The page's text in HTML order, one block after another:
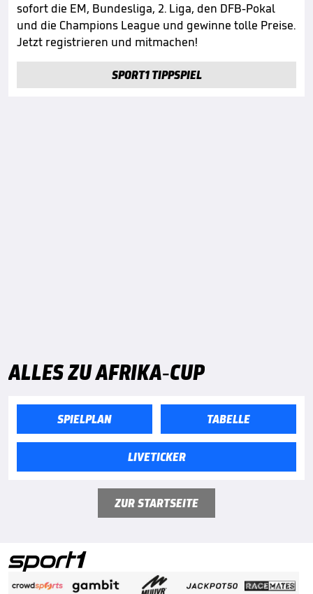
sofort die EM, Bundesliga, 2. Liga, den DFB-Pokal
und die Champions League und gewinne tolle Preise.
Jetzt registrieren und mitmachen!
SPORT1 TIPPSPIEL
ALLES ZU AFRIKA-CUP
SPIELPLAN TABELLE
LIVETICKER
ZUR STARTSEITE